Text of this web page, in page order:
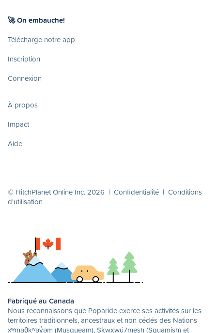
🚀 On embauche!
Télécharge notre app
Inscription
Connexion
À propos
Impact
Aide
© HitchPlanet Online Inc. 2026 | Confidentialité | Conditions
d'utilisation
Fabriqué au Canada
Nous reconnaissons que Poparide exerce ses activités sur les
territoires traditionnels, ancestraux et non cédés des Nations
xʷməθkʷəy̓əm (Musqueam), Sḵwx̱wú7mesh (Squamish) et